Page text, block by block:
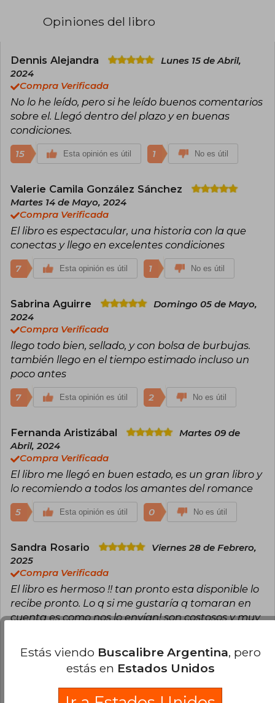
publicó Hasta que nos quedemos sin estrellas.
Publicidad y Relaciones Públicas mientras
trabaja en sus apasionantes novelas."
Opiniones del libro
Dennis Alejandra
Lunes 15 de Abril,
2024
Compra Verificada
No lo he leído, pero si he leído buenos comentarios
sobre el. Llegó dentro del plazo y en buenas
condiciones.
15 Esta opinión es útil 1 No es útil
Valerie Camila González Sánchez
Martes 14 de Mayo, 2024
Compra Verificada
El libro es espectacular, una historia con la que
conectas y llego en excelentes condiciones
7 Esta opinión es útil 1 No es útil
Sabrina Aguirre
Domingo 05 de Mayo,
2024
Compra Verificada
llego todo bien, sellado, y con bolsa de burbujas.
también llego en el tiempo estimado incluso un
poco antes
7 Esta opinión es útil 2 No es útil
Fernanda Aristizábal
Martes 09 de
Abril, 2024
Compra Verificada
El libro me llegó en buen estado, es un gran libro y
lo recomiendo a todos los amantes del romance
5 Esta opinión es útil 0 No es útil
Sandra Rosario
Viernes 28 de Febrero,
2025
Compra Verificada
El libro es hermoso !! tan pronto esta disponible lo
recibe pronto. Lo q si me gustaría q tomaran en
cuenta es como nos lo envían! son costosos y muy
el correo!. Gracias
Esta opinión es útil 0 No es útil
Estás viendo Buscalibre Argentina, pero
estás en Estados Unidos